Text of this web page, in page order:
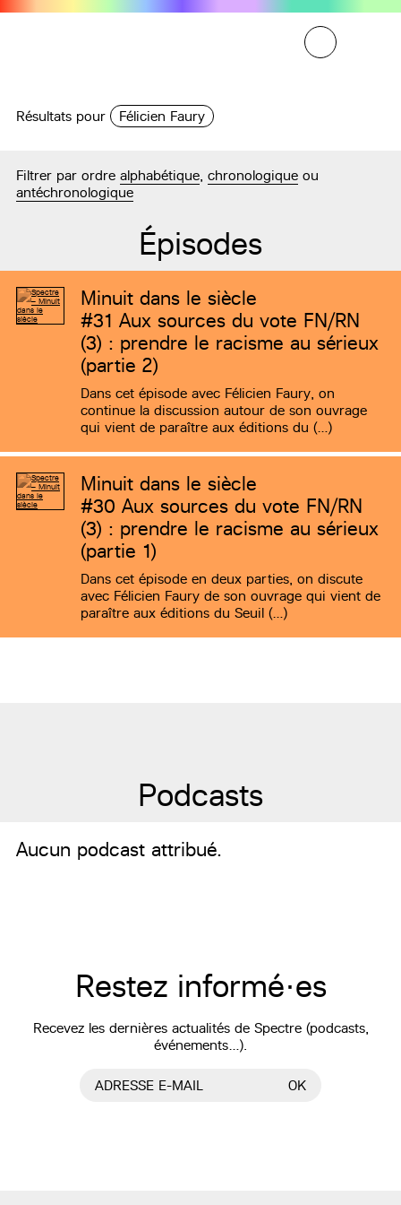
Résultats pour Félicien Faury
Filtrer par ordrealphabétique ,chronologique ou
antéchronologique
Épisodes
Minuit dans le siècle
#31 Aux sources du vote FN/RN
(3) : prendre le racisme au sérieux
(partie 2)
Dans cet épisode avec Félicien Faury, on
continue la discussion autour de son ouvrage
qui vient de paraître aux éditions du (…)
Minuit dans le siècle
#30 Aux sources du vote FN/RN
(3) : prendre le racisme au sérieux
(partie 1)
Dans cet épisode en deux parties, on discute
avec Félicien Faury de son ouvrage qui vient de
paraître aux éditions du Seuil (…)
Podcasts
Aucun podcast attribué.
Restez informé·es
Recevez les dernières actualités de Spectre (podcasts,
événements…).
ADRESSE E-MAIL OK